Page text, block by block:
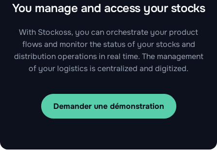
You manage and access your stocks
With Stockoss, you can orchestrate your product
flows and monitor the status of your stocks and
distribution operations in real time. The management
of your logistics is centralized and digitized.
Demander une démonstration